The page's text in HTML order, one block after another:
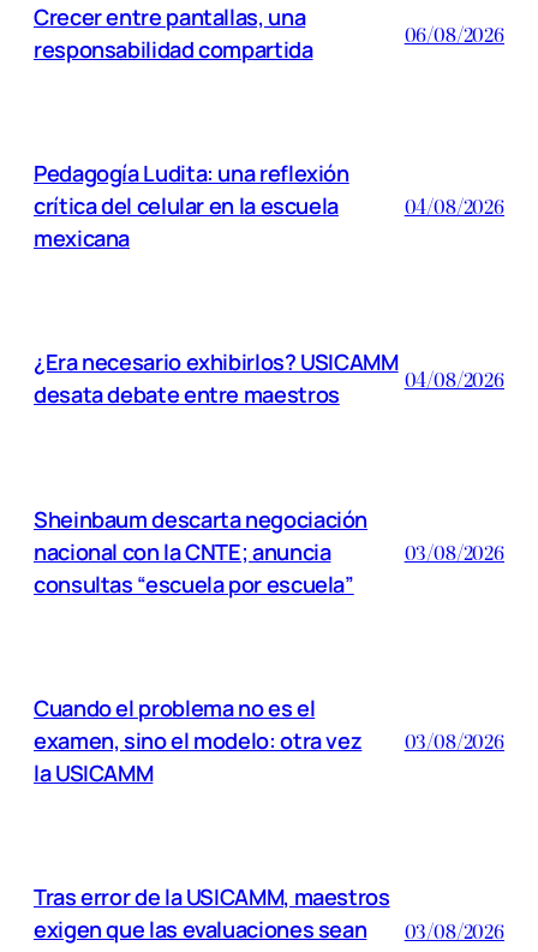
Crecer entre pantallas, una
responsabilidad compartida
06/08/2026
Pedagogía Ludita: una reflexión
crítica del celular en la escuela
mexicana
04/08/2026
¿Era necesario exhibirlos? USICAMM
desata debate entre maestros
04/08/2026
Sheinbaum descarta negociación
nacional con la CNTE; anuncia
consultas “escuela por escuela”
03/08/2026
Cuando el problema no es el
examen, sino el modelo: otra vez
la USICAMM
03/08/2026
Tras error de la USICAMM, maestros
exigen que las evaluaciones sean
03/08/2026